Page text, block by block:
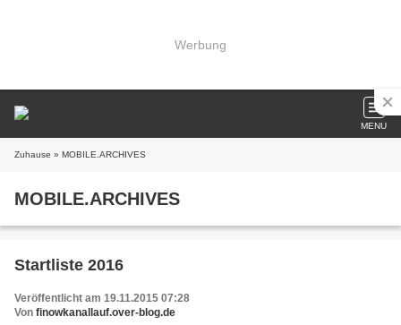
Werbung
MENU
Zuhause » MOBILE.ARCHIVES
MOBILE.ARCHIVES
Startliste 2016
Veröffentlicht am 19.11.2015 07:28
Von finowkanallauf.over-blog.de